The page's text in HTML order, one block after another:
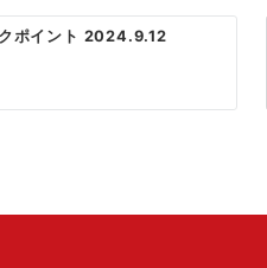
ポイント 2024.9.12